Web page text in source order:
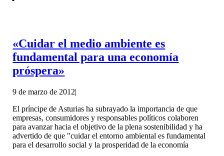
«Cuidar el medio ambiente es
fundamental para una economía
próspera»
9 de marzo de 2012|
El príncipe de Asturias ha subrayado la importancia de que
empresas, consumidores y responsables políticos colaboren
para avanzar hacia el objetivo de la plena sostenibilidad y ha
advertido de que "cuidar el entorno ambiental es fundamental
para el desarrollo social y la prosperidad de la economía